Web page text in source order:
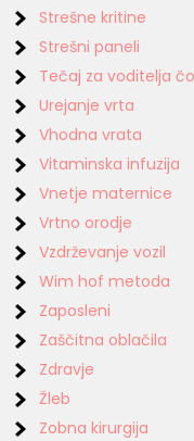
Strešne kritine
Strešni paneli
Tečaj za voditelja
Urejanje vrta
Vhodna vrata
Vitaminska infuzija
Vnetje maternice
Vrtno orodje
Vzdrževanje vozil
Wim hof metoda
Zaposleni
Zaščitna oblačila
Zdravje
Žleb
Zobna kirurgija